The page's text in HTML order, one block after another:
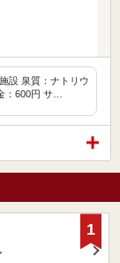
設 泉質：ナトリウ
：600円 サ…
1